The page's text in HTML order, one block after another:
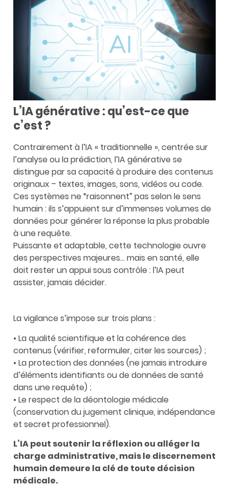
L’IA générative : qu’est-ce que
c’est ?
Contrairement à l’IA « traditionnelle », centrée sur
l’analyse ou la prédiction, l’IA générative se
distingue par sa capacité à produire des contenus
originaux – textes, images, sons, vidéos ou code.
Ces systèmes ne “raisonnent” pas selon le sens
humain : ils s’appuient sur d’immenses volumes de
données pour générer la réponse la plus probable
à une requête.
Puissante et adaptable, cette technologie ouvre
des perspectives majeures… mais en santé, elle
doit rester un appui sous contrôle : l’IA peut
assister, jamais décider.
La vigilance s’impose sur trois plans :
• La qualité scientifique et la cohérence des
contenus (vérifier, reformuler, citer les sources) ;
• La protection des données (ne jamais introduire
d’éléments identifiants ou de données de santé
dans une requête) ;
• Le respect de la déontologie médicale
(conservation du jugement clinique, indépendance
et secret professionnel).
L’IA peut soutenir la réflexion ou alléger la
charge administrative, mais le discernement
humain demeure la clé de toute décision
médicale.